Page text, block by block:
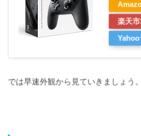
楽天
では早速外観から見ていきましょう。